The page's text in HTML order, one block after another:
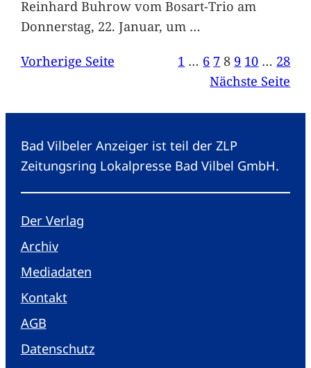
Reinhard Buhrow vom Bosart-Trio am
Donnerstag, 22. Januar, um …
Vorherige Seite
1 … 6 7 8 9 10 … 28
Nächste Seite
Bad Vilbeler Anzeiger ist teil der ZLP
Zeitungsring Lokalpresse Bad Vilbel GmbH.
Der Verlag
Archiv
Mediadaten
Kontakt
AGB
Datenschutz